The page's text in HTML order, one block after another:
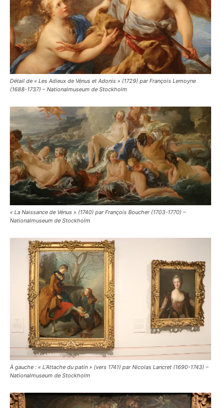
Détail de « Les Adieux de Vénus et Adonis » (1729) par François Lemoyne
(1688-1737) – Nationalmuseum de Stockholm
« La Naissance de Vénus » (1740) par François Boucher (1703-1770) –
Nationalmuseum de Stockholm
À gauche : « L’Attache du patin » (vers 1741) par Nicolas Lancret (1690-1743) –
Nationalmuseum de Stockholm